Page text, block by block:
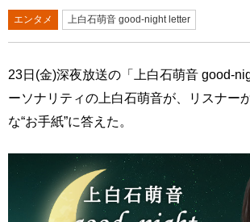
エンタメ 上白石萌音 good-night letter
23日(金)深夜放送の「上白石萌音
ーソナリティの上白石萌音が、リスナー
な“お手紙”に答えた。